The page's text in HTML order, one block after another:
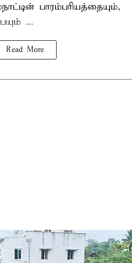
பாரம்பரியத்தையும்,
...
Read More